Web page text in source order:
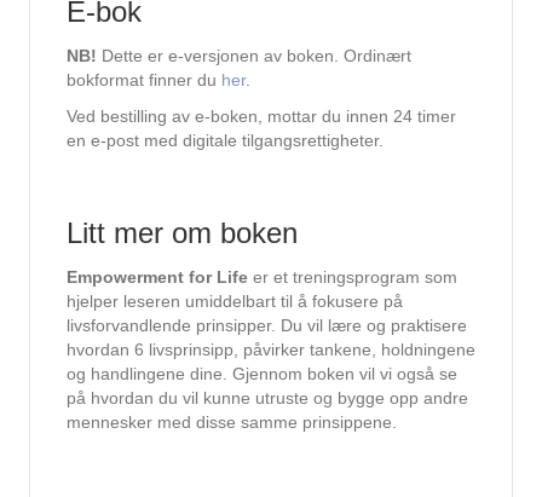
E-bok
NB! Dette er e-versjonen av boken. Ordinært
bokformat finner du her.
Ved bestilling av e-boken, mottar du innen 24 timer
en e-post med digitale tilgangsrettigheter.
Litt mer om boken
Empowerment for Life er et treningsprogram som
hjelper leseren umiddelbart til å fokusere på
livsforvandlende prinsipper. Du vil lære og praktisere
hvordan 6 livsprinsipp, påvirker tankene, holdningene
og handlingene dine. Gjennom boken vil vi også se
på hvordan du vil kunne utruste og bygge opp andre
mennesker med disse samme prinsippene.